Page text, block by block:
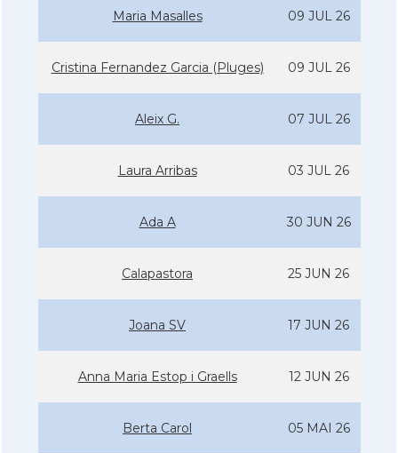
Maria Masalles 09 JUL 26
Cristina Fernandez Garcia (Pluges) 09 JUL 26
Aleix G. 07 JUL 26
Laura Arribas 03 JUL 26
Ada A 30 JUN 26
Calapastora 25 JUN 26
Joana SV 17 JUN 26
Anna Maria Estop i Graells 12 JUN 26
Berta Carol 05 MAI 26